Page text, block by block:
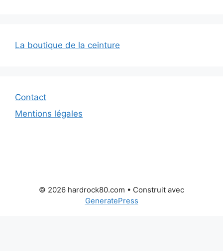
La boutique de la ceinture
Contact
Mentions légales
© 2026 hardrock80.com • Construit avec
GeneratePress